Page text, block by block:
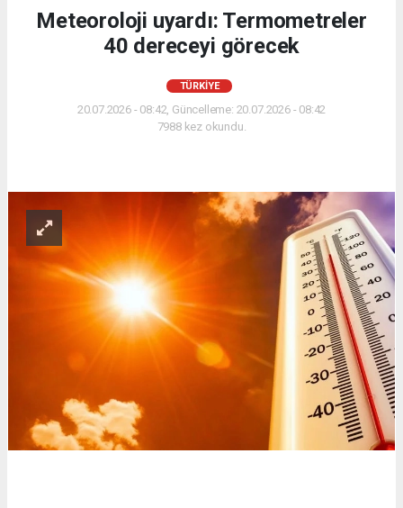
Meteoroloji uyardı: Termometreler
40 dereceyi görecek
TÜRKİYE
20.07.2026 - 08:42, Güncelleme: 20.07.2026 - 08:42
7988 kez okundu.